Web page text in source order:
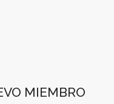
MIEMBRO